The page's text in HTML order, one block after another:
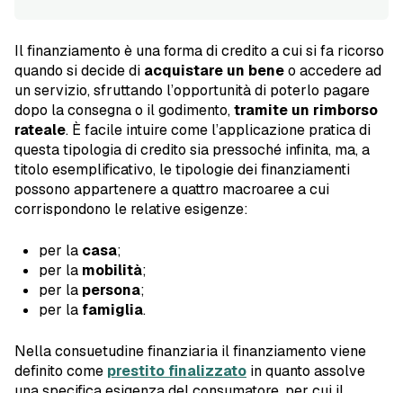
Il finanziamento è una forma di credito a cui si fa ricorso
quando si decide di acquistare un beneo accedere ad
un servizio, sfruttando l’opportunità di poterlo pagare
dopo la consegna o il godimento,tramite un rimborso
rateale. È facile intuire come l’applicazione pratica di
questa tipologia di credito sia pressoché infinita, ma, a
titolo esemplificativo, le tipologie dei finanziamenti
possono appartenere a quattro macroaree a cui
corrispondono le relative esigenze:
per la casa;
per la mobilità;
per la persona;
per la famiglia.
Nella consuetudine finanziaria il finanziamento viene
definito come prestito finalizzato in quanto assolve